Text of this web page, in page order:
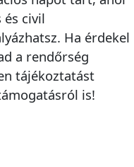
és civil
Ha érdekel
a rendőrség
tájékoztatást
is!